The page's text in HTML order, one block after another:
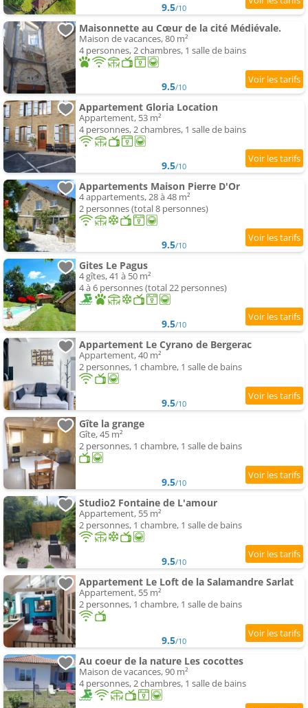
9.5/10
Maisonnette au Cœur de la cité Médiévale.
Maison de vacances, 80 m²
4 personnes, 2 chambres, 1 salle de bains
9.5/10
Appartement Gloria Location
Appartement, 53 m²
4 personnes, 2 chambres, 1 salle de bains
9.5/10
Appartements Maison Pierre D'Or
4 appartements, 28 à 48 m²
2 personnes (total 8 personnes)
9.5/10
Gites Le Pagus
4 gîtes, 41 à 50 m²
4 à 6 personnes (total 22 personnes)
9.5/10
Appartement Le Cyrano de Bergerac
Appartement, 40 m²
2 personnes, 1 chambre, 1 salle de bains
9.5/10
Gîte la grange
Gîte, 45 m²
2 personnes, 1 chambre, 1 salle de bains
9.5/10
Studio2 Fontaine de L'amour
Appartement, 55 m²
2 personnes, 1 chambre, 1 salle de bains
9.5/10
Appartement Le Loft de la Salamandre Sarlat
Appartement, 55 m²
2 personnes, 1 chambre, 1 salle de bains
9.5/10
Au coeur de la nature Les cocottes
Maison de vacances, 90 m²
4 personnes, 2 chambres, 1 salle de bains